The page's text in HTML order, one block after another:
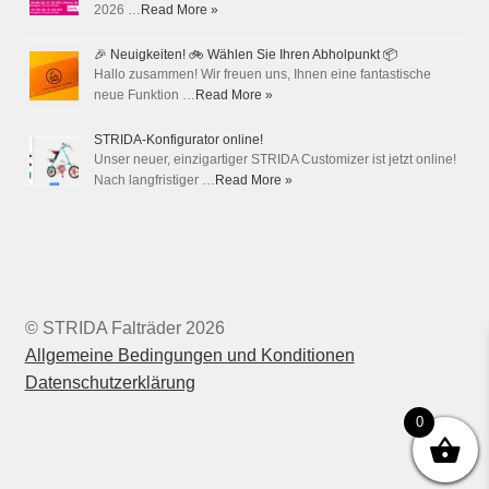
2026 … Read More »
🎉 Neuigkeiten! 🚲 Wählen Sie Ihren Abholpunkt 📦
Hallo zusammen! Wir freuen uns, Ihnen eine fantastische
neue Funktion … Read More »
STRIDA-Konfigurator online!
Unser neuer, einzigartiger STRIDA Customizer ist jetzt online!
Nach langfristiger … Read More »
© STRIDA Falträder 2026
Allgemeine Bedingungen und Konditionen
Datenschutzerklärung
0